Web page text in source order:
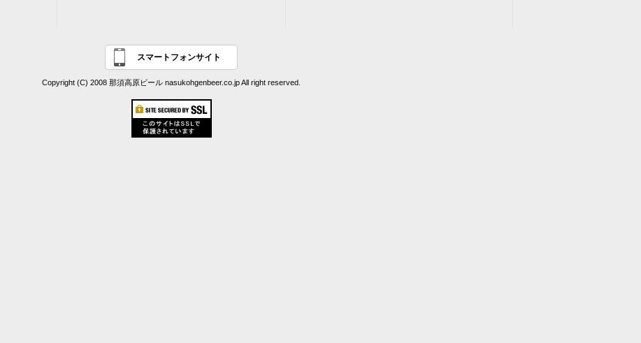
スマートフォンサイト
Copyright (C) 2008 那須高原ビール nasukohgenbeer.co.jp All right reserved.